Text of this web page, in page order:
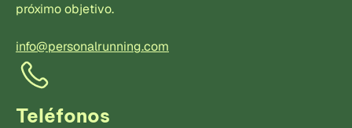
próximo objetivo.
info@personalrunning.com
Teléfonos